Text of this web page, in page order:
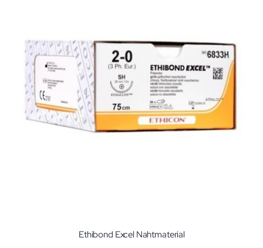
Ethibond Excel Nahtmaterial